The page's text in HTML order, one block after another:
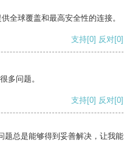
全球覆盖和最高安全性的连接。
支持[0] 反对[0]
多问题。
支持[0] 反对[0]
题总是能够得到妥善解决，让我能